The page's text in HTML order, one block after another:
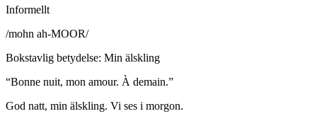
Informellt
/mohn ah-MOOR/
Bokstavlig betydelse: Min älskling
“Bonne nuit, mon amour. À demain.”
God natt, min älskling. Vi ses i morgon.